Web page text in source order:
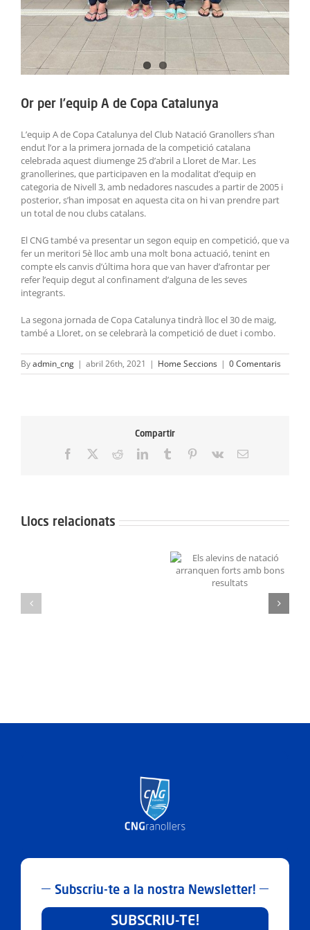
Or per l’equip A de Copa Catalunya
L’equip A de Copa Catalunya del Club Natació Granollers s’han
endut l’or a la primera jornada de la competició catalana
celebrada aquest diumenge 25 d’abril a Lloret de Mar. Les
granollerines, que participaven en la modalitat d’equip en
categoria de Nivell 3, amb nedadores nascudes a partir de 2005 i
posterior, s’han imposat en aquesta cita on hi van prendre part
un total de nou clubs catalans.
El CNG també va presentar un segon equip en competició, que va
fer un meritori 5è lloc amb una molt bona actuació, tenint en
compte els canvis d’última hora que van haver d’afrontar per
refer l’equip degut al confinament d’alguna de les seves
integrants.
La segona jornada de Copa Catalunya tindrà lloc el 30 de maig,
també a Lloret, on se celebrarà la competició de duet i combo.
Byadmin_cng | abril 26th, 2021 | Home Seccions | 0 Comentaris
Compartir
Facebook RedditLinkedInTumblr Pinterest
Vk Email:
Llocs relacionats
Grans resultats a la
Lliga de Figures Aleví i
Infantil
Subscriu-te a la nostra Newsletter!
SUBSCRIU-TE!